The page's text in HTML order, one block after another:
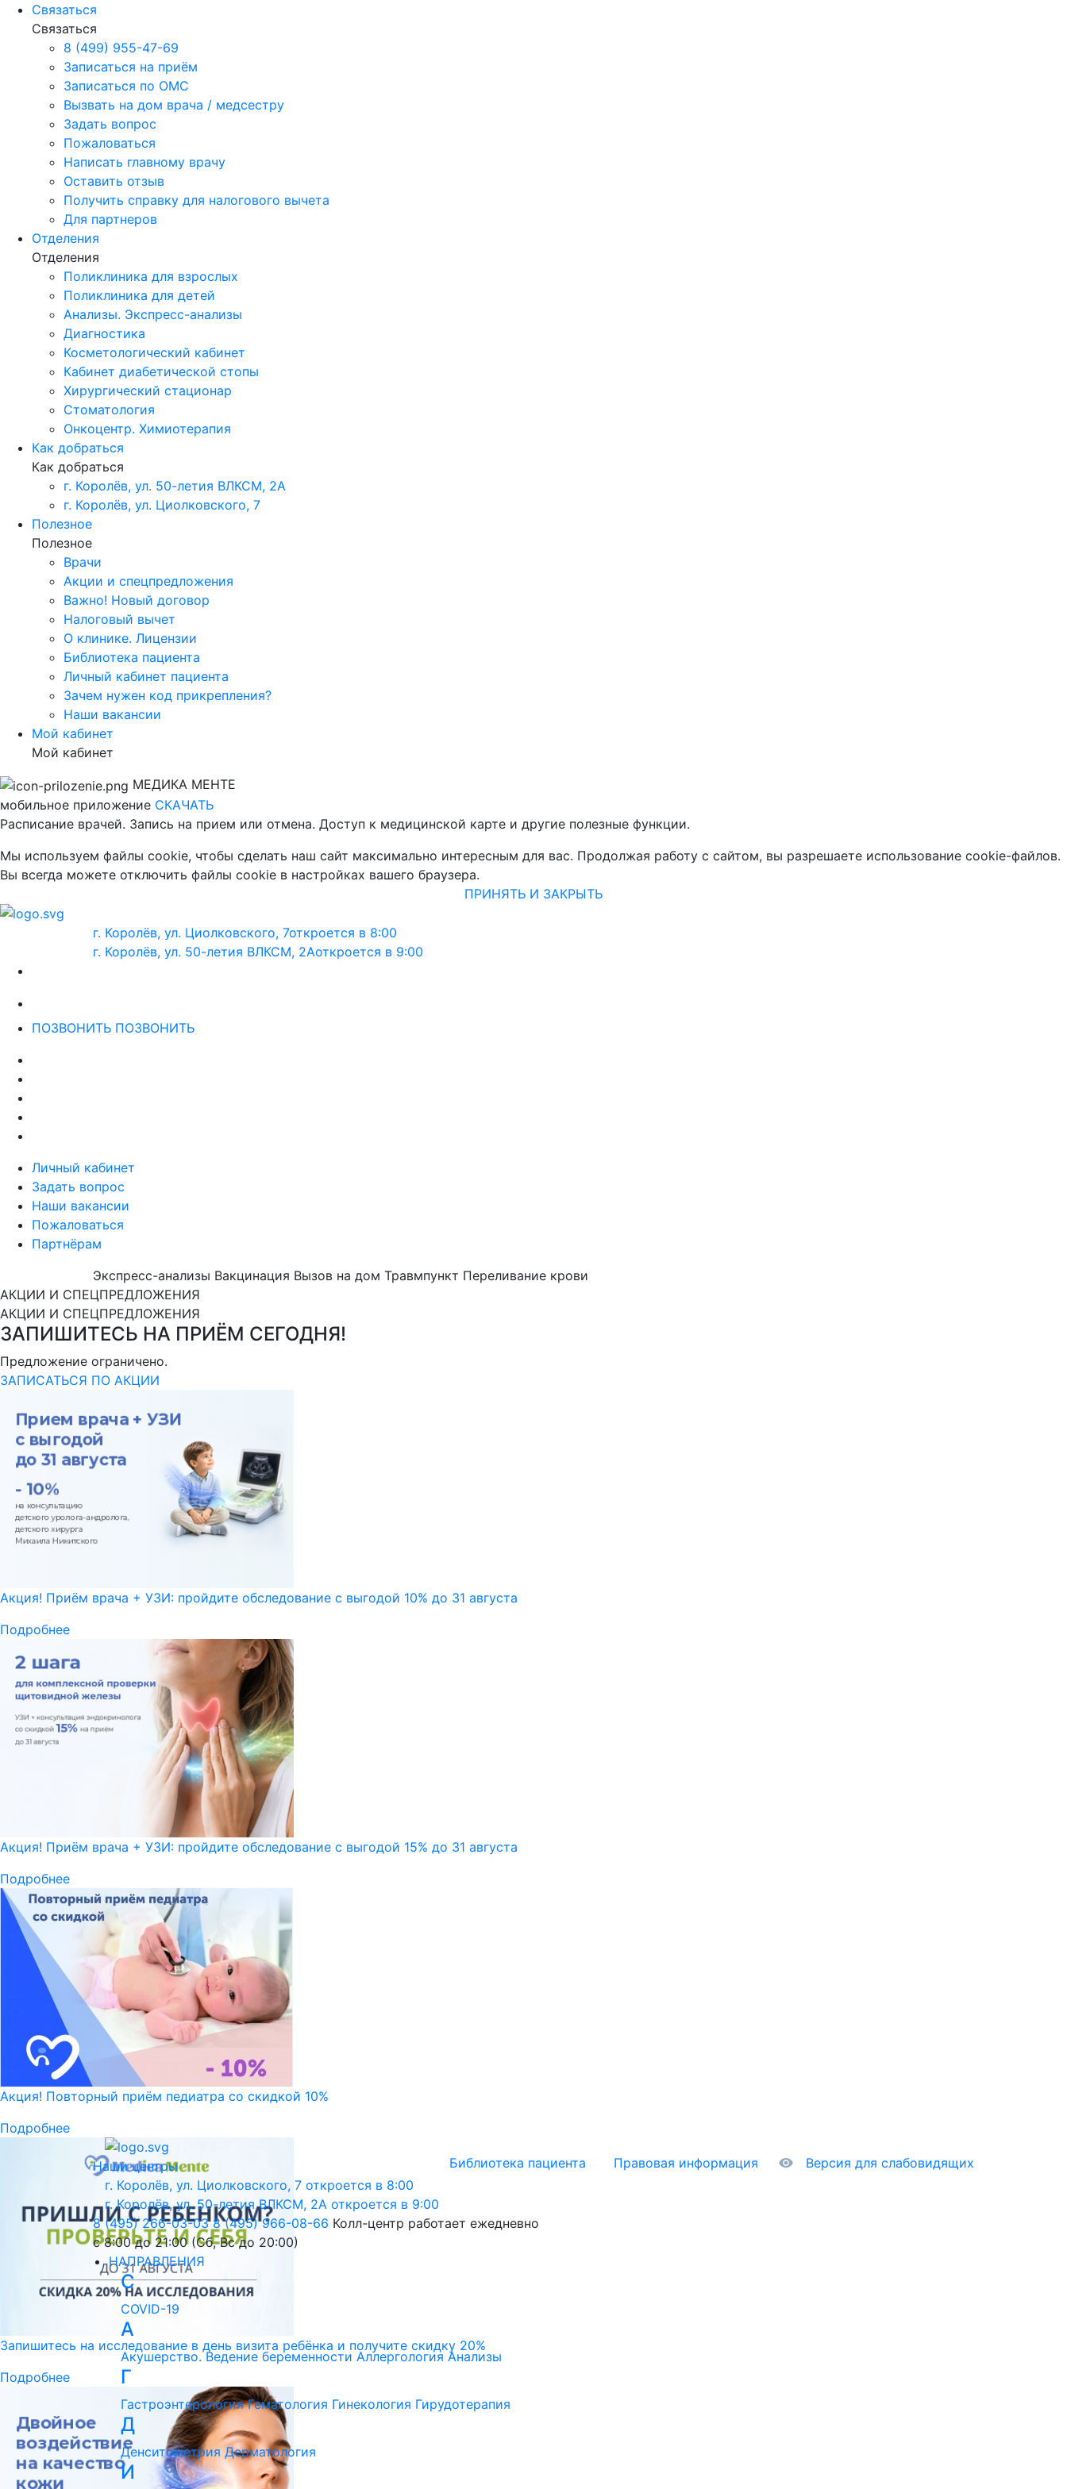
Связаться
Связаться
8 (499) 955-47-69
Записаться на приём
Записаться по ОМС
Вызвать на дом врача / медсестру
Задать вопрос
Пожаловаться
Написать главному врачу
Оставить отзыв
Получить справку для налогового вычета
Для партнеров
Отделения
Отделения
Поликлиника для взрослых
Поликлиника для детей
Анализы. Экспресс-анализы
Диагностика
Косметологический кабинет
Кабинет диабетической стопы
Хирургический стационар
Стоматология
Онкоцентр. Химиотерапия
Как добраться
Как добраться
г. Королёв, ул. 50-летия ВЛКСМ, 2А
г. Королёв, ул. Циолковского, 7
Полезное
Полезное
Врачи
Акции и спецпредложения
Важно! Новый договор
Налоговый вычет
О клинике. Лицензии
Библиотека пациента
Личный кабинет пациента
Зачем нужен код прикрепления?
Наши вакансии
Мой кабинет
Мой кабинет
МЕДИКА МЕНТЕ
мобильное приложение СКАЧАТЬ
Расписание врачей. Запись на прием или отмена. Доступ к медицинской карте и другие полезные функции.
Мы используем файлы cookie, чтобы сделать наш сайт максимально интересным для вас. Продолжая работу с сайтом, вы разрешаете использование cookie-файлов.
Вы всегда можете отключить файлы cookie в настройках вашего браузера.
ПРИНЯТЬ И ЗАКРЫТЬ
г. Королёв, ул. Циолковского, 7откроется в 8:00
г. Королёв, ул. 50-летия ВЛКСМ, 2Аоткроется в 9:00
ПОЗВОНИТЬ ПОЗВОНИТЬ
Личный кабинет
Задать вопрос
Наши вакансии
Пожаловаться
Партнёрам
Экспресс-анализы Вакцинация Вызов на дом Травмпункт Переливание крови
АКЦИИ И СПЕЦПРЕДЛОЖЕНИЯ
АКЦИИ И СПЕЦПРЕДЛОЖЕНИЯ
ЗАПИШИТЕСЬ НА ПРИЁМ СЕГОДНЯ!
Предложение ограничено.
ЗАПИСАТЬСЯ ПО АКЦИИ
Акция! Приём врача + УЗИ: пройдите обследование с выгодой 10% до 31 августа
Подробнее
Акция! Приём врача + УЗИ: пройдите обследование с выгодой 15% до 31 августа
Подробнее
Акция! Повторный приём педиатра со скидкой 10%
Подробнее
Запишитесь на исследование в день визита ребёнка и получите скидку 20%
Подробнее
Библиотека пациента Правовая информация Версия для слабовидящих
Наши центры
г. Королёв, ул. Циолковского, 7 откроется в 8:00
г. Королёв, ул. 50-летия ВЛКСМ, 2А откроется в 9:00
8 (495) 266-03-03 8 (495) 966-08-66 Колл-центр работает ежедневно
с 8:00 до 21:00 (Сб, Вс до 20:00)
НАПРАВЛЕНИЯ
C
COVID-19
А
Акушерство. Ведение беременности Аллергология Анализы
Г
Гастроэнтерология Гематология Гинекология Гирудотерапия
Д
Денситометрия Дерматология
И